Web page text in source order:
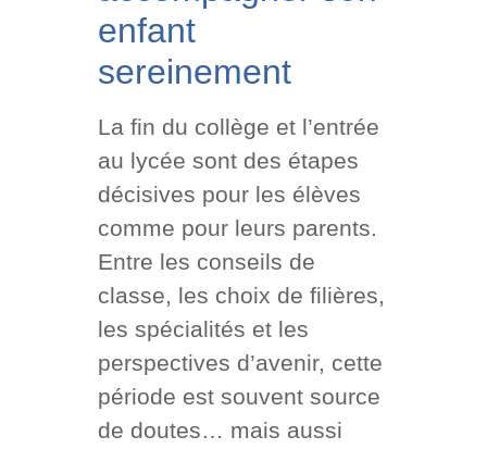
enfant
sereinement
La fin du collège et l’entrée
au lycée sont des étapes
décisives pour les élèves
comme pour leurs parents.
Entre les conseils de
classe, les choix de filières,
les spécialités et les
perspectives d’avenir, cette
période est souvent source
de doutes… mais aussi